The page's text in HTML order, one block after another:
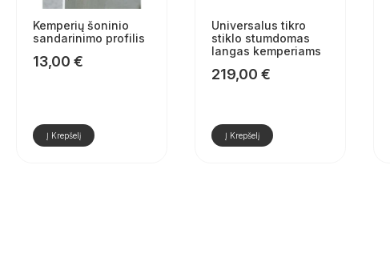
Kemperių šoninio
sandarinimo profilis
13,00 €
Į Krepšelį
Universalus tikro
stiklo stumdomas
langas kemperiams
219,00 €
Į Krepšelį